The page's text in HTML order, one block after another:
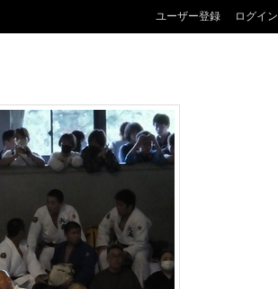
ユーザー登録 ログイン